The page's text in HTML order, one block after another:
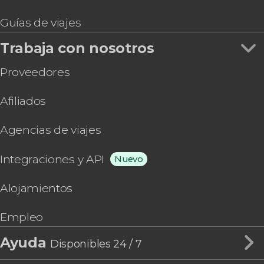
Guías de viajes
Trabaja con nosotros
Proveedores
Afiliados
Agencias de viajes
Integraciones y API Nuevo
Alojamientos
Empleo
Ayuda Disponibles 24 / 7